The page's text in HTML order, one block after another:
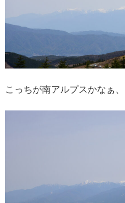
こっちが南アルプスかなぁ、